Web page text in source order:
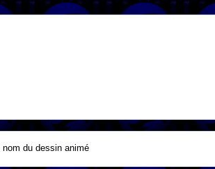
du dessin animé